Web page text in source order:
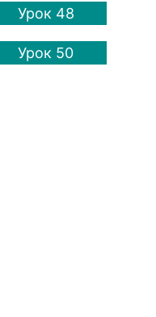
Урок 48
Урок 50